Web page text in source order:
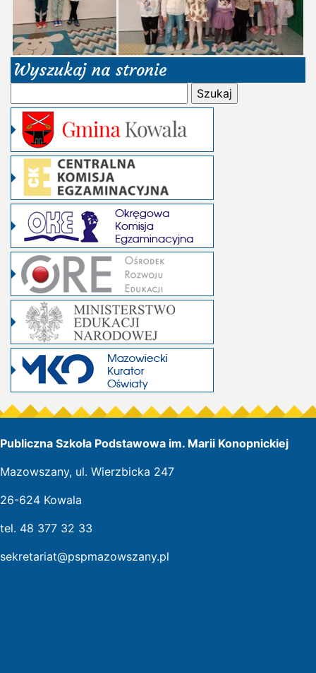
Wyszukaj na stronie
Publiczna Szkoła Podstawowa im. Marii Konopnickiej
Mazowszany, ul. Wierzbicka 247
26-624 Kowala
tel. 48 377 32 33
sekretariat@pspmazowszany.pl